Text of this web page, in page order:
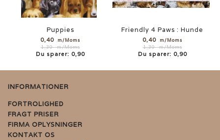
Puppies
0,40 m/Moms
1,30m/Moms
Du sparer: 0,90
Friendly 4 Paws : Hunde
0,40 m/Moms
1,30m/Moms
Du sparer: 0,90
INFORMATIONER
FORTROLIGHED
FRAGT PRISER
FIRMA OPLYSNINGER
KONTAKT OS